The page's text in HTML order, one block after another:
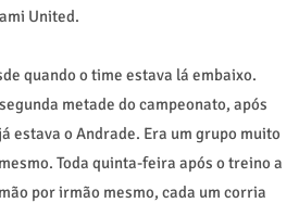
United.
quando o time estava lá embaixo.
metade do campeonato, após
estava o Andrade. Era um grupo muito
Toda quinta-feira após o treino a
por irmão mesmo, cada um corria